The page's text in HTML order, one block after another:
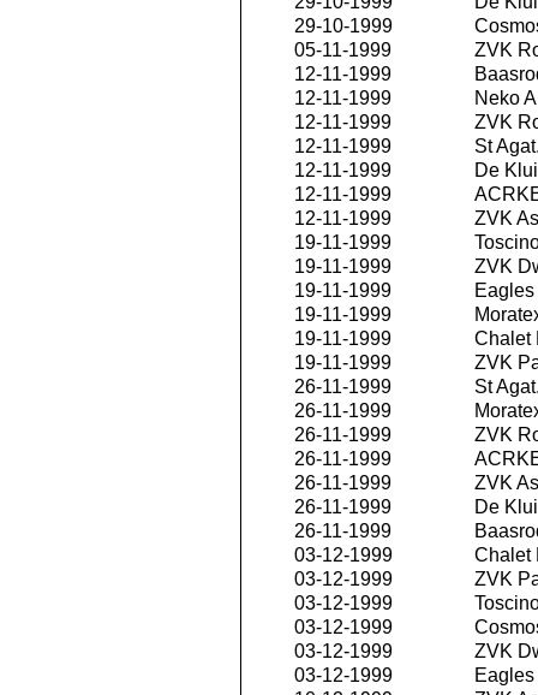
29-10-1999
05-11-1999
ZVK
12-11-1999
12-11-1999
Neko
12-11-1999
ZVK
12-11-1999
St
12-11-1999
De
12-11-1999
12-11-1999
ZVK
19-11-1999
19-11-1999
ZVK
19-11-1999
19-11-1999
19-11-1999
Chalet
19-11-1999
ZVK
26-11-1999
St
26-11-1999
26-11-1999
ZVK
26-11-1999
26-11-1999
ZVK
26-11-1999
De
26-11-1999
03-12-1999
Chalet
03-12-1999
ZVK
03-12-1999
03-12-1999
03-12-1999
ZVK
03-12-1999